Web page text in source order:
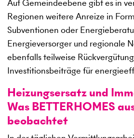
Auf Gemeindeebene gibt es in
Regionen weitere Anreize in
Subventionen oder
Energieversorger und regionale
ebenfalls teilweise
Investitionsbeiträge für
Heizungsersatz und
Was BETTERHOMES
beobachtet